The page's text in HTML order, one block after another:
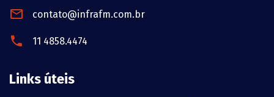
contato@infrafm.com.br
11 4858.4474
Links úteis